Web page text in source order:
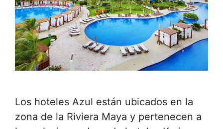
Los hoteles Azul están ubicados en la
zona de la Riviera Maya y pertenecen a